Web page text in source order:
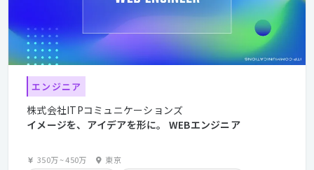
エンジニア
株式会社ITPコミュニケーションズ
イメージを、アイデアを形に。 WEBエンジニア
350万~450万 東京